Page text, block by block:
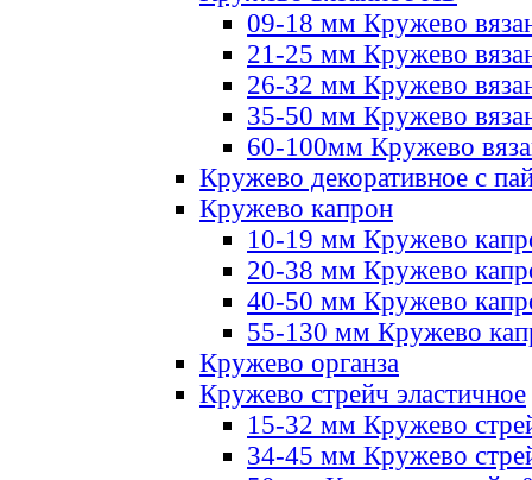
09-18 мм Кружево
21-25 мм Кружево
26-32 мм Кружево
35-50 мм Кружево
60-100мм Кружево
Кружево декоративное с
Кружево капрон
10-19 мм Кружево
20-38 мм Кружево
40-50 мм Кружево
55-130 мм Кружево
Кружево органза
Кружево стрейч эластичное
15-32 мм Кружево
34-45 мм Кружево